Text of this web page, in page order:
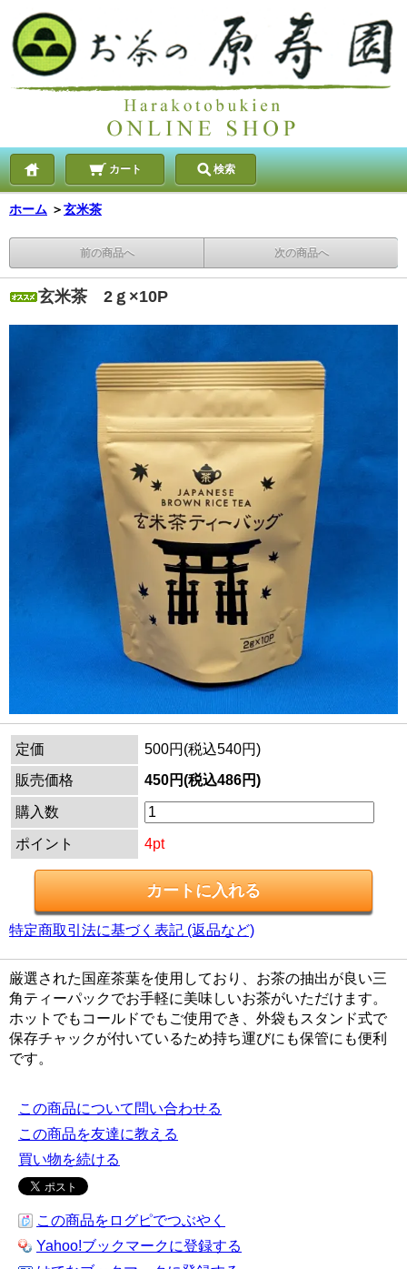
カート 検索
ホーム ＞玄米茶
前の商品へ 次の商品へ
玄米茶 2ｇ×10P
定価
500円(税込540円)
販売価格
450円(税込486円)
購入数
ポイント 4pt
特定商取引法に基づく表記 (返品など)
厳選された国産茶葉を使用しており、お茶の抽出が良い三
角ティーパックでお手軽に美味しいお茶がいただけます。
ホットでもコールドでもご使用でき、外袋もスタンド式で
保存チャックが付いているため持ち運びにも保管にも便利
です。
この商品について問い合わせる
この商品を友達に教える
買い物を続ける
この商品をログピでつぶやく
Yahoo!ブックマークに登録する